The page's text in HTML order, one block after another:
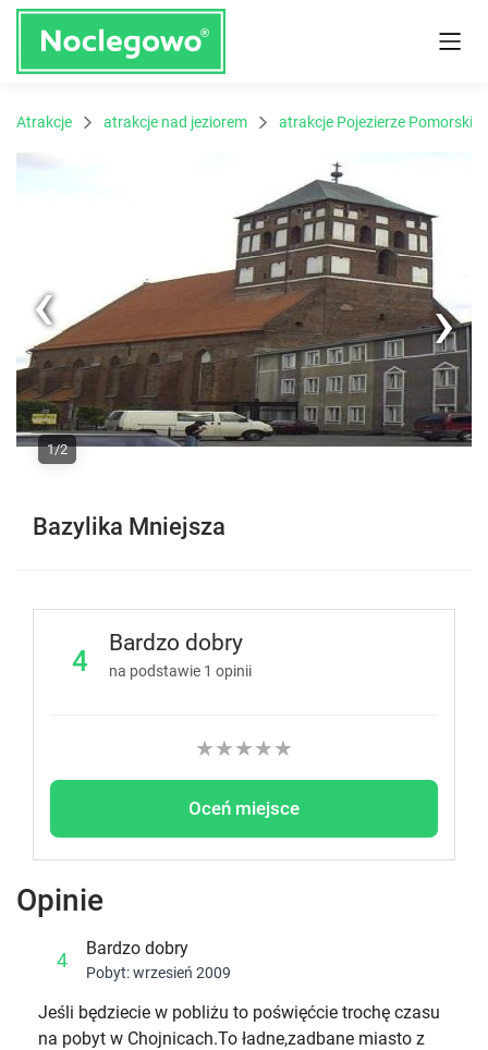
Atrakcje atrakcje nad jeziorem atrakcje Pojezierze Pomorskie
1/2
Bazylika Mniejsza
4
Bardzo dobry
na podstawie 1 opinii
★
★
★
★
★
Oceń miejsce
Opinie
4 Bardzo dobry
Pobyt: wrzesień 2009
Jeśli będziecie w pobliżu to poświęćcie trochę czasu
na pobyt w Chojnicach.To ładne,zadbane miasto z